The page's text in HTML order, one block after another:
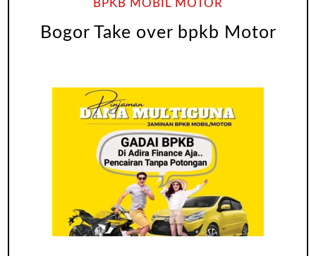
BPKB MOBIL MOTOR
Bogor Take over bpkb Motor